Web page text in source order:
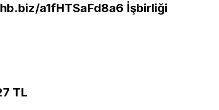
a1fHTSaFd8a6 İşbirliği
TL